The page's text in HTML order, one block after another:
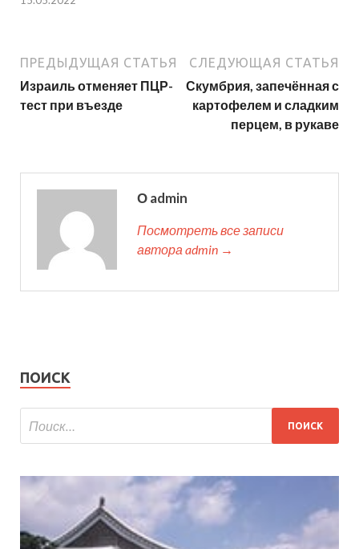
ПРЕДЫДУЩАЯ СТАТЬЯ
Израиль отменяет ПЦР-
тест при въезде
СЛЕДУЮЩАЯ СТАТЬЯ
Скумбрия, запечённая с
картофелем и сладким
перцем, в рукаве
О admin
Посмотреть все записи
автора admin →
ПОИСК